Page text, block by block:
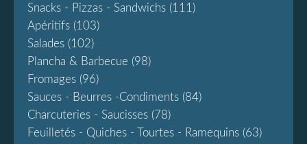
Snacks - Pizzas - Sandwichs (111)
Apéritifs (103)
Salades (102)
Plancha & Barbecue (98)
Fromages (96)
Sauces - Beurres -condiments (84)
Charcuteries - Saucisses (78)
Feuilletés - Quiches - Tourtes - Ramequins (63)